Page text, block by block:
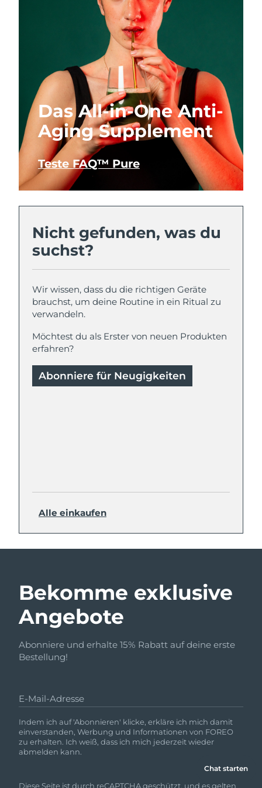
Das All-in-One Anti-
Aging Supplement
Teste FAQ™ Pure
Nicht gefunden, was du
suchst?
Wir wissen, dass du die richtigen Geräte
brauchst, um deine Routine in ein Ritual zu
verwandeln.
Möchtest du als Erster von neuen Produkten
erfahren?
Abonniere für Neugigkeiten
Alle einkaufen
Bekomme exklusive
Angebote
Abonniere und erhalte 15% Rabatt auf deine erste
Bestellung!
E-Mail-Adresse
Indem ich auf 'Abonnieren' klicke, erkläre ich mich damit
einverstanden, Werbung und Informationen von FOREO
zu erhalten. Ich weiß, dass ich mich jederzeit wieder
abmelden kann.
Diese Seite ist durch reCAPTCHA geschützt, und es gelten
Chat starten